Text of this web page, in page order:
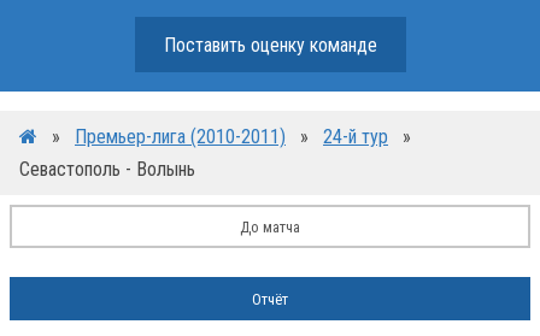
Поставить оценку команде
» Премьер-лига (2010-2011) » 24-й тур
»
Севастополь - Волынь
До матча
Отчёт